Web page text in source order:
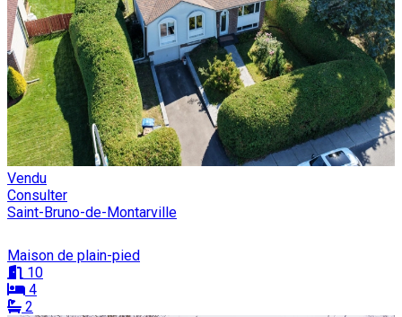
Vendu
Consulter
Saint-Bruno-de-Montarville
Maison de plain-pied
10
4
2